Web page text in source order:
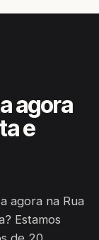
agora
e
agora na Rua
Estamos